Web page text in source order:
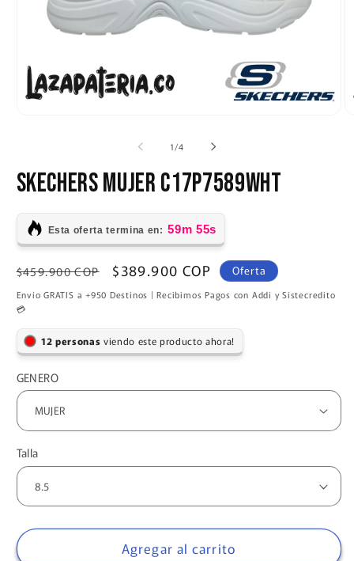
una
ventana
1/de
4
SKECHERS MUJER C17P7589WHT
Esta oferta termina en: 59m 54s
Precio
habitual
$459.900 COP
Precio
de
$389.900 COP Oferta
Envío GRATIS a +950 Destinos | Recibimos Pagos con Addi y Sistecredito
💳
personas viendo este producto ahora!
GENERO
Talla
Agregar al carrito